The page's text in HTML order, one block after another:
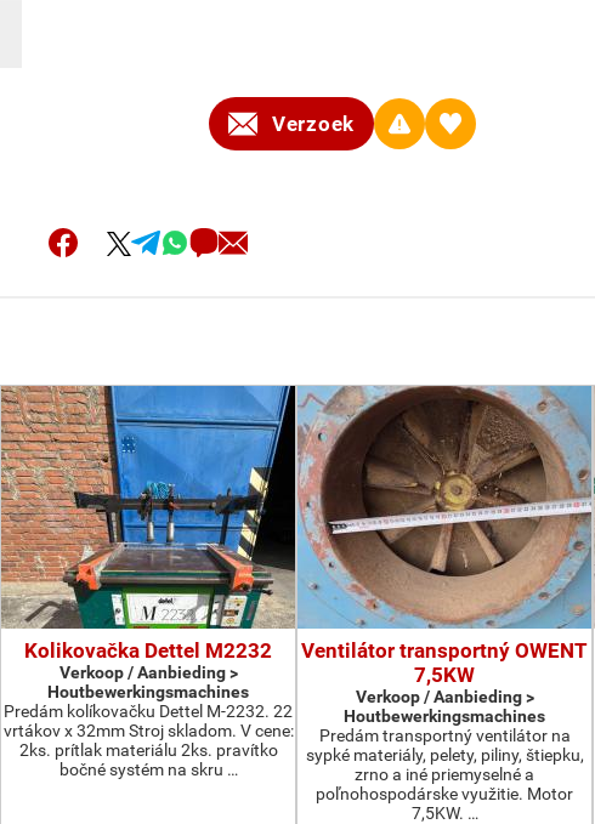
Verzoek
Kolikovačka Dettel M2232
Verkoop / Aanbieding >
Houtbewerkingsmachines
Predám kolíkovačku Dettel M-2232. 22
vrtákov x 32mm Stroj skladom. V cene:
2ks. prítlak materiálu 2ks. pravítko
bočné systém na skru …
Ventilátor transportný OWENT
7,5KW
Verkoop / Aanbieding >
Houtbewerkingsmachines
Predám transportný ventilátor na
sypké materiály, pelety, piliny, štiepku,
zrno a iné priemyselné a
poľnohospodárske využitie. Motor
7,5KW. …